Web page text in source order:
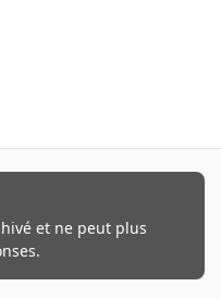
et ne peut plus